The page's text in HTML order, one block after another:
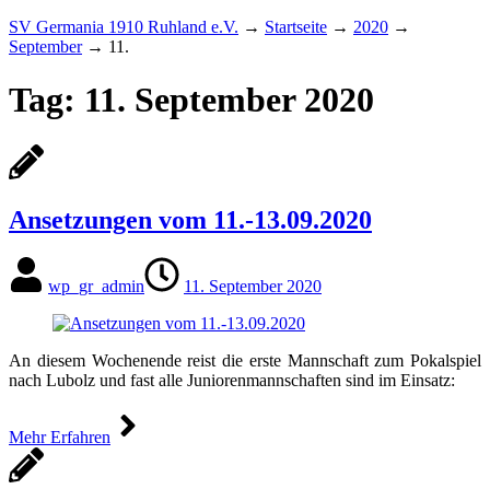
SV Germania 1910 Ruhland e.V. → Startseite → 2020 →
September→ 11.
Tag: 11. September 2020
Ansetzungen vom 11.-13.09.2020
wp_gr_admin 11. September 2020
An diesem Wochenende reist die erste Mannschaft zum Pokalspiel
nach Lubolz und fast alle Juniorenmannschaften sind im Einsatz:
Mehr Erfahren